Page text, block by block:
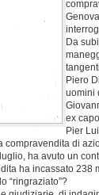
Da
Piero
uomini
ex
Pier
compravendita di
ha avuto un
ha incassato
“ringraziato”?